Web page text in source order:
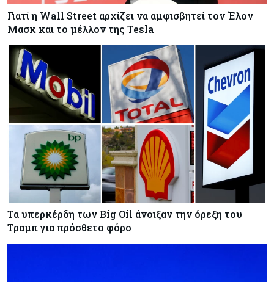
Γιατί η Wall Street αρχίζει να αμφισβητεί τον Έλον
Μασκ και το μέλλον της Tesla
Τα υπερκέρδη των Big Oil άνοιξαν την όρεξη του
Τραμπ για πρόσθετο φόρο